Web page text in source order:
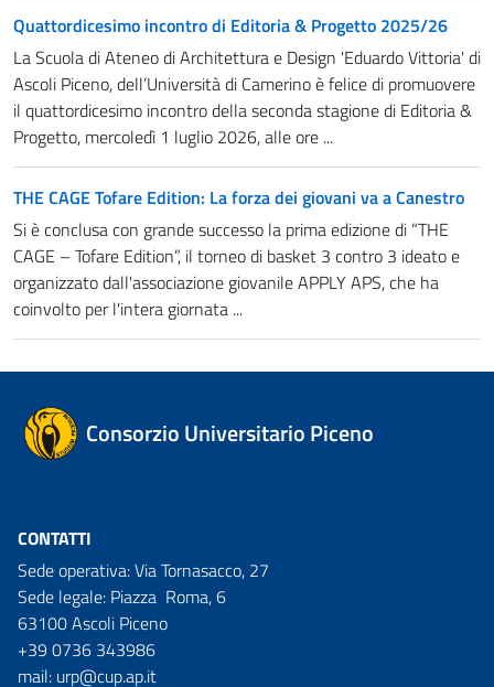
Quattordicesimo incontro di Editoria & Progetto 2025/26
La Scuola di Ateneo di Architettura e Design 'Eduardo Vittoria' di
Ascoli Piceno, dell’Università di Camerino è felice di promuovere
il quattordicesimo incontro della seconda stagione di Editoria &
Progetto, mercoledì 1 luglio 2026, alle ore ...
THE CAGE Tofare Edition: La forza dei giovani va a Canestro
Si è conclusa con grande successo la prima edizione di “THE
CAGE – Tofare Edition”, il torneo di basket 3 contro 3 ideato e
organizzato dall'associazione giovanile APPLY APS, che ha
coinvolto per l'intera giornata ...
Consorzio Universitario Piceno
CONTATTI
Sede operativa: Via Tornasacco, 27
Sede legale: Piazza Roma, 6
63100 Ascoli Piceno
+39 0736 343986
mail: urp@cup.ap.it